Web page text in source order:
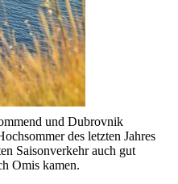
und Dubrovnik
des letzten Jahres
Saisonverkehr auch gut
Omis kamen.